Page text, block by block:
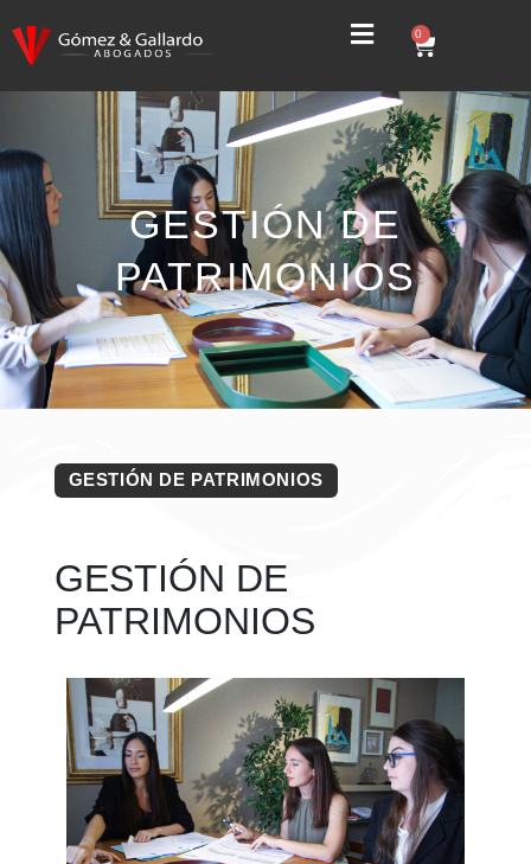
0
GESTIÓN DE
PATRIMONIOS
GESTIÓN DE PATRIMONIOS
GESTIÓN DE
PATRIMONIOS